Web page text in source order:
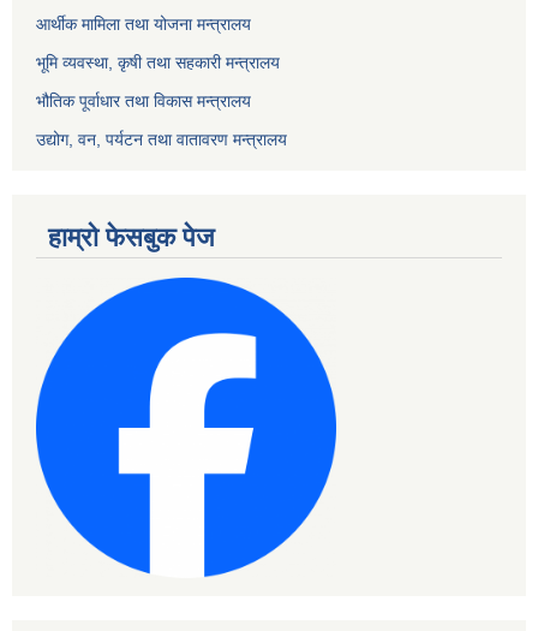
आर्थीक मामिला तथा योजना मन्त्रालय
भूमि व्यवस्था, कृषी तथा सहकारी मन्त्रालय
भौतिक पूर्वाधार तथा विकास मन्त्रालय
उद्योग, वन, पर्यटन तथा वातावरण मन्त्रालय
हाम्रो फेसबुक पेज